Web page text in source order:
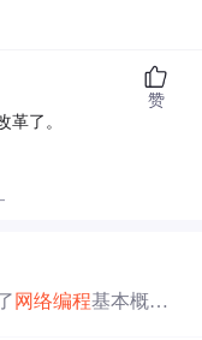
革了。
赞
网络编程基本概